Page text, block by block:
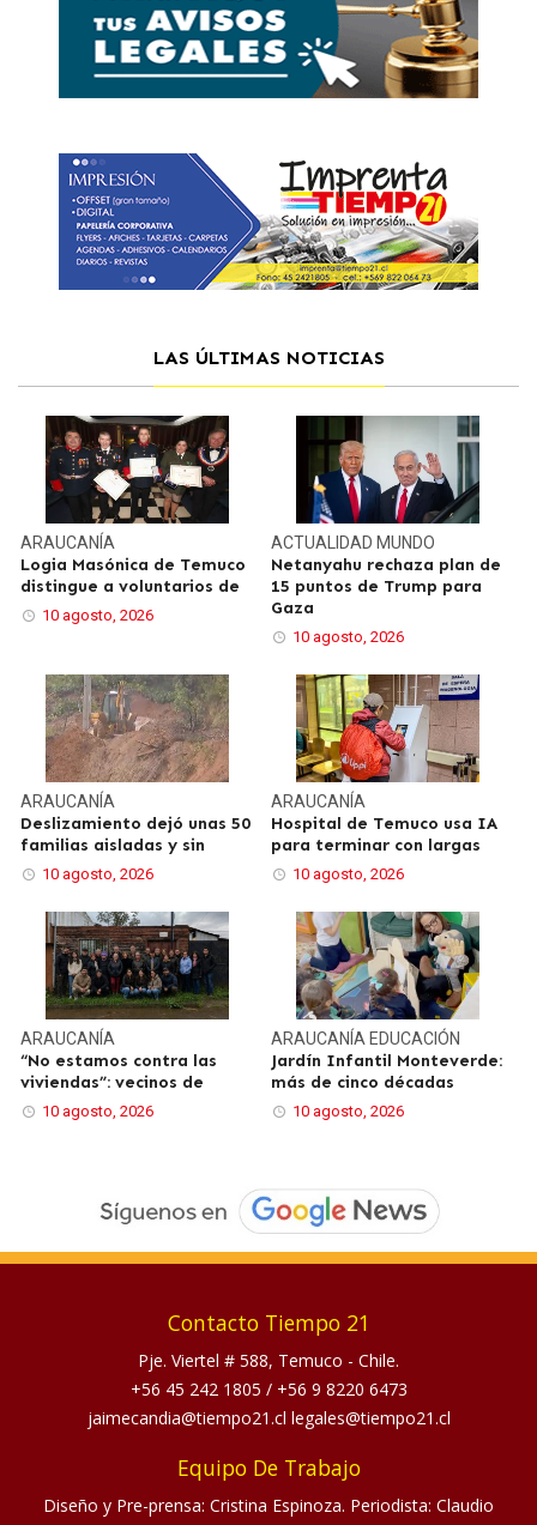
LAS ÚLTIMAS NOTICIAS
ARAUCANÍA
Logia Masónica de Temuco
distingue a voluntarios de
10 agosto, 2026
ACTUALIDAD MUNDO
Netanyahu rechaza plan de
15 puntos de Trump para
Gaza
10 agosto, 2026
ARAUCANÍA
Deslizamiento dejó unas 50
familias aisladas y sin
10 agosto, 2026
ARAUCANÍA
Hospital de Temuco usa IA
para terminar con largas
10 agosto, 2026
ARAUCANÍA
“No estamos contra las
viviendas”: vecinos de
10 agosto, 2026
ARAUCANÍA EDUCACIÓN
Jardín Infantil Monteverde:
más de cinco décadas
10 agosto, 2026
Contacto Tiempo 21
Pje. Viertel # 588, Temuco - Chile.
+56 45 242 1805 / +56 9 8220 6473
jaimecandia@tiempo21.cl legales@tiempo21.cl
Equipo De Trabajo
Diseño y Pre-prensa: Cristina Espinoza. Periodista: Claudio